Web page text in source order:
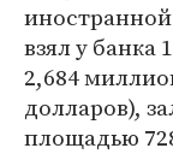
взял у банка
2,684
долларов),
площадью